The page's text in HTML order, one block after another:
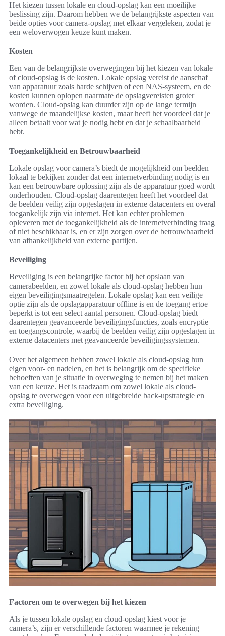
Het kiezen tussen lokale en cloud-opslag kan een moeilijke
beslissing zijn. Daarom hebben we de belangrijkste aspecten van
beide opties voor camera-opslag met elkaar vergeleken, zodat je
een weloverwogen keuze kunt maken.
Kosten
Een van de belangrijkste overwegingen bij het kiezen van lokale
of cloud-opslag is de kosten. Lokale opslag vereist de aanschaf
van apparatuur zoals harde schijven of een NAS-systeem, en de
kosten kunnen oplopen naarmate de opslagvereisten groter
worden. Cloud-opslag kan duurder zijn op de lange termijn
vanwege de maandelijkse kosten, maar heeft het voordeel dat je
alleen betaalt voor wat je nodig hebt en dat je schaalbaarheid
hebt.
Toegankelijkheid en Betrouwbaarheid
Lokale opslag voor camera’s biedt de mogelijkheid om beelden
lokaal te bekijken zonder dat een internetverbinding nodig is en
kan een betrouwbare oplossing zijn als de apparatuur goed wordt
onderhouden. Cloud-opslag daarentegen heeft het voordeel dat
de beelden veilig zijn opgeslagen in externe datacenters en overal
toegankelijk zijn via internet. Het kan echter problemen
opleveren met de toegankelijkheid als de internetverbinding traag
of niet beschikbaar is, en er zijn zorgen over de betrouwbaarheid
van afhankelijkheid van externe partijen.
Beveiliging
Beveiliging is een belangrijke factor bij het opslaan van
camerabeelden, en zowel lokale als cloud-opslag hebben hun
eigen beveiligingsmaatregelen. Lokale opslag kan een veilige
optie zijn als de opslagapparatuur offline is en de toegang ertoe
beperkt is tot een select aantal personen. Cloud-opslag biedt
daarentegen geavanceerde beveiligingsfuncties, zoals encryptie
en toegangscontrole, waarbij de beelden veilig zijn opgeslagen in
externe datacenters met geavanceerde beveiligingssystemen.
Over het algemeen hebben zowel lokale als cloud-opslag hun
eigen voor- en nadelen, en het is belangrijk om de specifieke
behoeften van je situatie in overweging te nemen bij het maken
van een keuze. Het is raadzaam om zowel lokale als cloud-
opslag te overwegen voor een uitgebreide back-upstrategie en
extra beveiliging.
Factoren om te overwegen bij het kiezen
Als je tussen lokale opslag en cloud-opslag kiest voor je
camera’s, zijn er verschillende factoren waarmee je rekening